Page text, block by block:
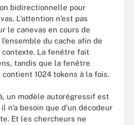
bidirectionnelle pour
L’attention n’est pas
le canevas en cours de
du cache afin de
La fenêtre fait
tandis que la fenêtre
1024 tokens à la fois.
un modèle autorégressif est
n’a besoin que d’un décodeur
Et les chercheurs ne